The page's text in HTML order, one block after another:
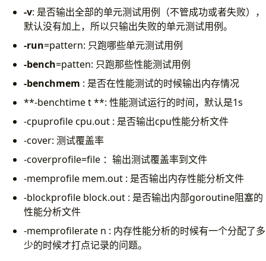
-v: 是否输出全部的单元测试用例（不管成功或者失败），
默认没有加上，所以只输出失败的单元测试用例。
-run=pattern: 只跑哪些单元测试用例
-bench=patten: 只跑那些性能测试用例
-benchmem : 是否在性能测试的时候输出内存情况
**-benchtime t **: 性能测试运行的时间，默认是1s
-cpuprofile cpu.out : 是否输出cpu性能分析文件
-cover: 测试覆盖率
-coverprofile=file ：输出测试覆盖率到文件
-memprofile mem.out : 是否输出内存性能分析文件
-blockprofile block.out : 是否输出内部goroutine阻塞的
性能分析文件
-memprofilerate n : 内存性能分析的时候有一个分配了多
少的时候才打点记录的问题。